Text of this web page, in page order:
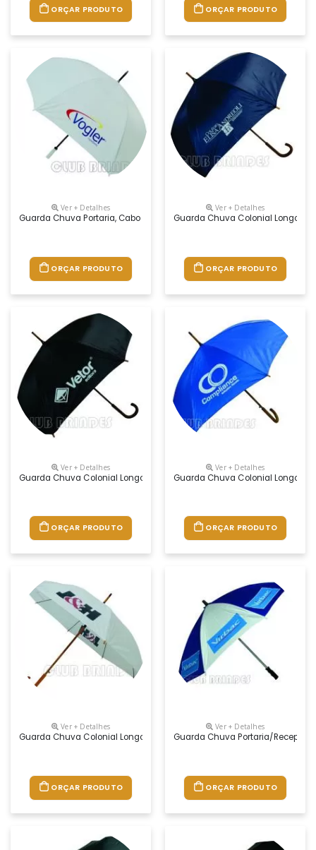
ORÇAR PRODUTO ORÇAR PRODUTO
Ver + Detalhes
Guarda Chuva Portaria, Cabo Reto. Disponível Em Várias Cores.
ORÇAR PRODUTO
Ver + Detalhes
Guarda Chuva Colonial Longo,
ORÇAR PRODUTO
Ver + Detalhes
Guarda Chuva Colonial Longo, Nylon Especial Liso, Cabo Curvo Em
ORÇAR PRODUTO
Ver + Detalhes
Guarda Chuva Colonial Longo,
ORÇAR PRODUTO
Ver + Detalhes
Guarda Chuva Colonial Longo, Nylon Especial Liso, Cabo Curvo Em
ORÇAR PRODUTO
Ver + Detalhes
Guarda Chuva Portaria/recepção
ORÇAR PRODUTO